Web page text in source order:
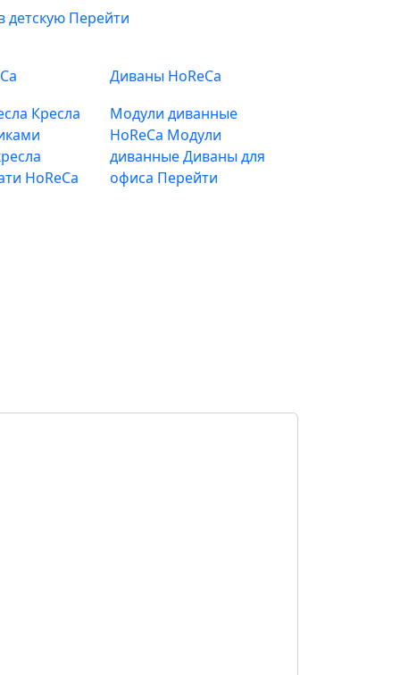
детскую Перейти
Кресла
HoReCa
Диваны HoReCa
Модули диванные
HoReCa Модули
диванныеДиваны для
офиса Перейти